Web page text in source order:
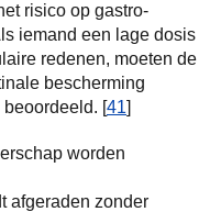
risico op gastro-
iemand een lage dosis
redenen, moeten de
bescherming
[41]
worden
afgeraden zonder